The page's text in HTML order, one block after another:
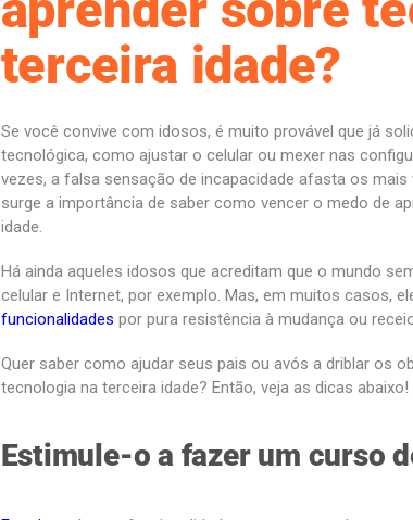
terceira idade?
Se você convive com idosos, é muito provável que já
tecnológica, como ajustar o celular ou mexer nas
vezes, a falsa sensação de incapacidade afasta os mais
surge a importância de saber como vencer o medo de
idade.
Há ainda aqueles idosos que acreditam que o mundo
celular e Internet, por exemplo. Mas, em muitos casos,
funcionalidades por pura resistência à mudança ou
Quer saber como ajudar seus pais ou avós a driblar os
tecnologia na terceira idade? Então, veja as dicas abaixo!
Estimule-o a fazer um curso